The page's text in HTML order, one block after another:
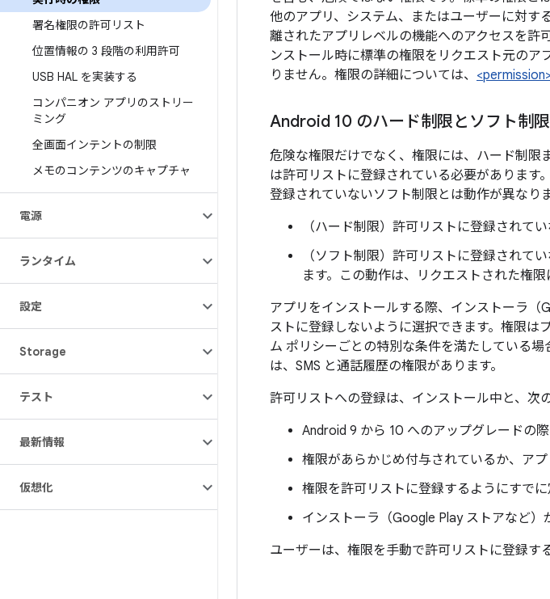
署名権限の許可リスト
位置情報の 3 段階の利用許可
USB HAL を実装する
コンパニオン アプリのストリー
ミング
全画面インテントの制限
メモのコンテンツのキャプチャ
電源
ランタイム
設定
Storage
テスト
最新情報
仮想化
他のアプリ、システム、またはユーザーに対す
離されたアプリレベルの機能へのアクセスを許
ンストール時に標準の権限をリクエスト元の
りません。権限の詳細については、
Android 10 のハード制限とソフト制限
危険な権限だけでなく、権限には、ハード制限
は許可リストに登録されている必要があります
登録されていないソフト制限とは動作が異なりま
（ハード制限）許可リストに登録されて
（ソフト制限）許可リストに登録されて
ます。この動作は、リクエストされた権
アプリをインストールする際、インストーラ（
ストに登録しないように選択できます。権限は
ム ポリシーごとの特別な条件を満たしている
は、SMS と通話履歴の権限があります。
許可リストへの登録は、インストール中と、次
Android 9 から 10 へのアップグレードの
権限があらかじめ付与されているか、ア
権限を許可リストに登録するようにすで
インストーラ（Google Play ストアなど）
ユーザーは、権限を手動で許可リストに登録す